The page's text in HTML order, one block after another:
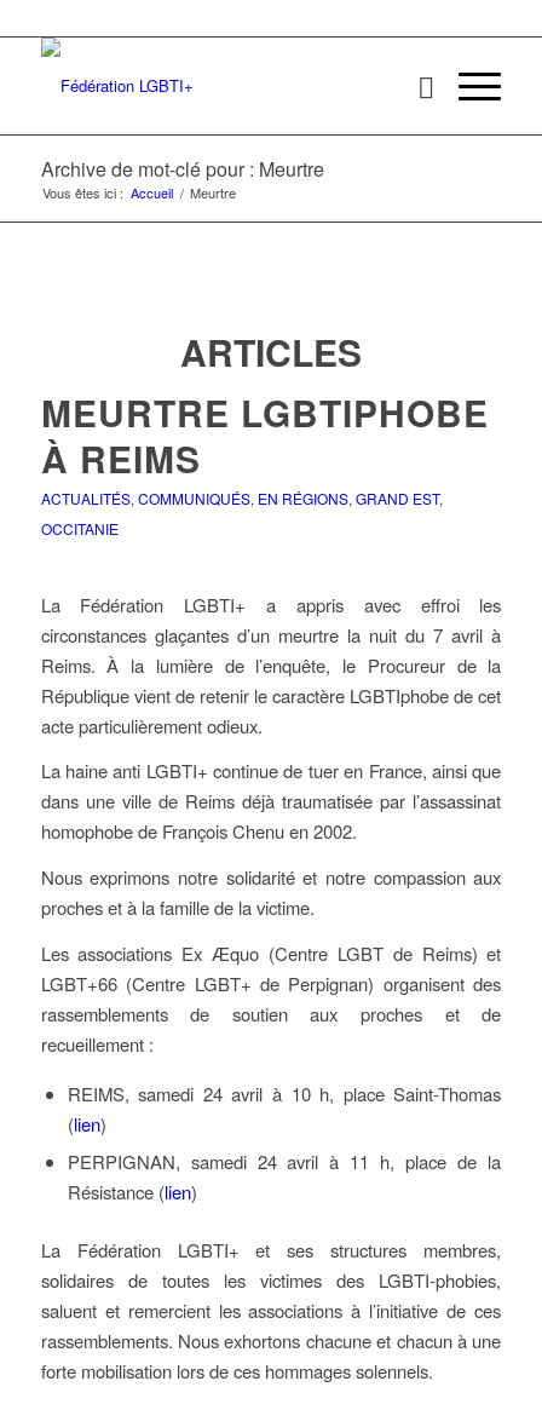
Archive de mot-clé pour : Meurtre
Vous êtes ici : Accueil / Meurtre
ARTICLES
MEURTRE LGBTIPHOBE
À REIMS
ACTUALITÉS, COMMUNIQUÉS, EN RÉGIONS, GRAND EST,
OCCITANIE
La Fédération LGBTI+ a appris avec effroi les
circonstances glaçantes d’un meurtre la nuit du 7 avril à
Reims. À la lumière de l’enquête, le Procureur de la
République vient de retenir le caractère LGBTIphobe de cet
acte particulièrement odieux.
La haine anti LGBTI+ continue de tuer en France, ainsi que
dans une ville de Reims déjà traumatisée par l’assassinat
homophobe de François Chenu en 2002.
Nous exprimons notre solidarité et notre compassion aux
proches et à la famille de la victime.
Les associations Ex Æquo (Centre LGBT de Reims) et
LGBT+66 (Centre LGBT+ de Perpignan) organisent des
rassemblements de soutien aux proches et de
recueillement :
REIMS, samedi 24 avril à 10 h, place Saint-Thomas
(lien)
PERPIGNAN, samedi 24 avril à 11 h, place de la
Résistance (lien)
La Fédération LGBTI+ et ses structures membres,
solidaires de toutes les victimes des LGBTI-phobies,
saluent et remercient les associations à l’initiative de ces
rassemblements. Nous exhortons chacune et chacun à une
forte mobilisation lors de ces hommages solennels.